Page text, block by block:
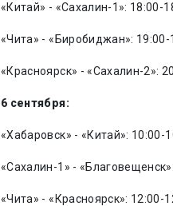
«Китай» - «Сахалин-1»: 18:00-
«Чита» - «Биробиджан»: 19:00-
«Красноярск» - «Сахалин-2»:
6 сентября:
«Хабаровск» - «Китай»: 10:00-
«Сахалин-1» -
«Чита» - «Красноярск»: 12:00-